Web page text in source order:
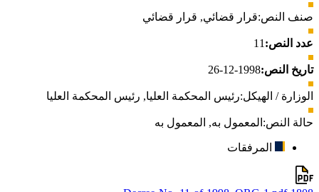
صنف النص:قرار قضائي, قرار قضائي
عدد النص: 11
تاريخ النص:1998-12-26
الوزارة / الهيكل:رئيس المحكمة العليا, رئيس المحكمة العليا
حالة النص: المعمول به, المعمول به
المرفقات